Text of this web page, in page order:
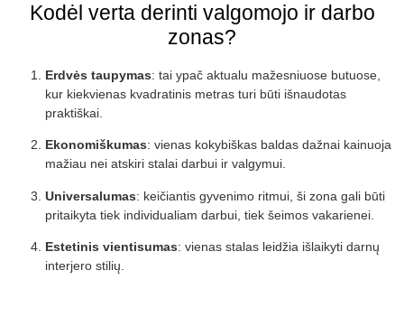
Kodėl verta derinti valgomojo ir darbo
zonas?
Erdvės taupymas: tai ypač aktualu mažesniuose butuose,
kur kiekvienas kvadratinis metras turi būti išnaudotas
praktiškai.
Ekonomiškumas: vienas kokybiškas baldas dažnai kainuoja
mažiau nei atskiri stalai darbui ir valgymui.
Universalumas: keičiantis gyvenimo ritmui, ši zona gali būti
pritaikyta tiek individualiam darbui, tiek šeimos vakarienei.
Estetinis vientisumas: vienas stalas leidžia išlaikyti darnų
interjero stilių.